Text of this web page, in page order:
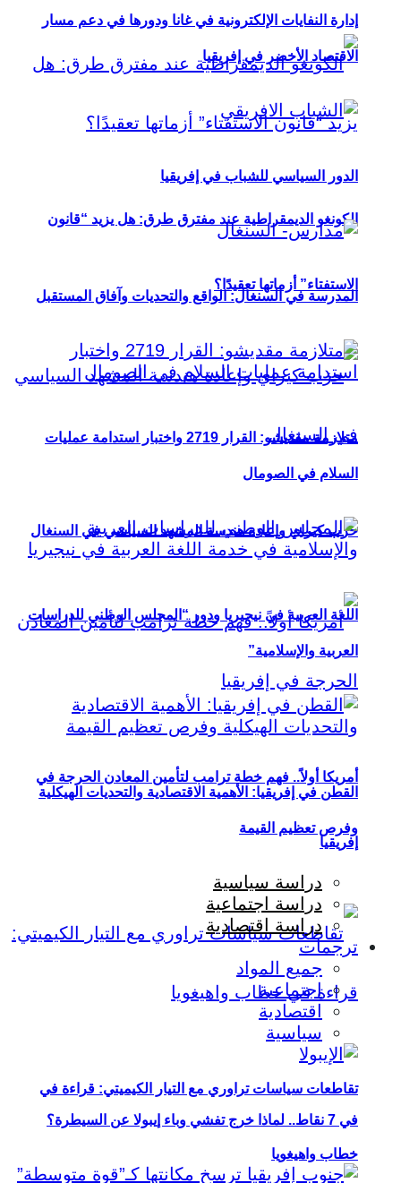
الكونغو الديمقراطية عند مفترق طرق: هل يزيد “قانون
الاستفتاء” أزماتها تعقيدًا؟
حزب كيراي وإعادة هندسة المشهد السياسي في السنغال
أمريكا أولاً.. فهم خطة ترامب لتأمين المعادن الحرجة في
إفريقيا
تقاطعات سياسات تراوري مع التيار الكيميتي: قراءة في
خطاب واهيغويا
إدارة النفايات الإلكترونية في غانا ودورها في دعم مسار
الاقتصاد الأخضر في إفريقيا
الدور السياسي للشباب في إفريقيا
المدرسة في السنغال: الواقع والتحديات وآفاق المستقبل
متلازمة مقديشو: القرار 2719 واختبار استدامة عمليات
السلام في الصومال
اللغة العربية في نيجيريا ودور “المجلس الوطني للدراسات
العربية والإسلامية”
القطن في إفريقيا: الأهمية الاقتصادية والتحديات الهيكلية
وفرص تعظيم القيمة
دراسة سياسية
دراسة اجتماعية
دراسة اقتصادية
ترجمات
جميع المواد
اجتماعية
اقتصادية
سياسية
في 7 نقاط.. لماذا خرج تفشي وباء إيبولا عن السيطرة؟